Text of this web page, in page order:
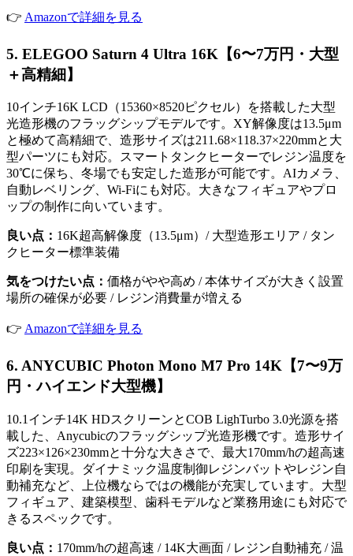
👉 Amazonで詳細を見る
5. ELEGOO Saturn 4 Ultra 16K【6〜7万円・大型
＋高精細】
10インチ16K LCD（15360×8520ピクセル）を搭載した大型
光造形機のフラッグシップモデルです。XY解像度は13.5μm
と極めて高精細で、造形サイズは211.68×118.37×220mmと大
型パーツにも対応。スマートタンクヒーターでレジン温度を
30℃に保ち、冬場でも安定した造形が可能です。AIカメラ、
自動レベリング、Wi-Fiにも対応。大きなフィギュアやプロ
ップの制作に向いています。
良い点： 16K超高解像度（13.5μm）/ 大型造形エリア / タン
クヒーター標準装備
気をつけたい点： 価格がやや高め / 本体サイズが大きく設置
場所の確保が必要 / レジン消費量が増える
👉 Amazonで詳細を見る
6. ANYCUBIC Photon Mono M7 Pro 14K【7〜9万
円・ハイエンド大型機】
10.1インチ14K HDスクリーンとCOB LighTurbo 3.0光源を搭
載した、Anycubicのフラッグシップ光造形機です。造形サイ
ズ223×126×230mmと十分な大きさで、最大170mm/hの超高速
印刷を実現。ダイナミック温度制御レジンバットやレジン自
動補充など、上位機ならではの機能が充実しています。大型
フィギュア、建築模型、歯科モデルなど業務用途にも対応で
きるスペックです。
良い点： 170mm/hの超高速 / 14K大画面 / レジン自動補充 / 温